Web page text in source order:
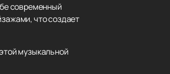
современный
что создает
музыкальной